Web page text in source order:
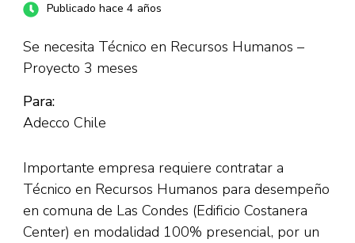
Publicado hace 4 años
Se necesita Técnico en Recursos Humanos –
Proyecto 3 meses
Para:
Adecco Chile
Importante empresa requiere contratar a
Técnico en Recursos Humanos para desempeño
en comuna de Las Condes (Edificio Costanera
Center) en modalidad 100% presencial, por un